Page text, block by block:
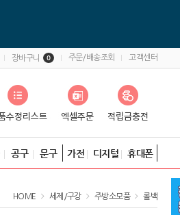
장바구니 0 주문/배송조회 고객센터
공구 문구 가전 디지털 휴대폰
HOME 세제/구강 주방소모품 롤백